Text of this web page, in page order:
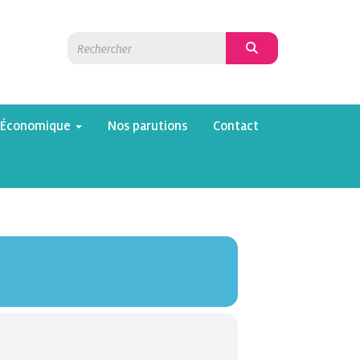
Nos parutions Contact